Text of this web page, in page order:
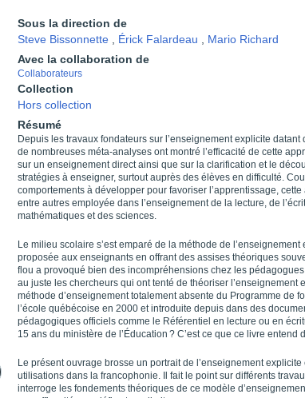
Sous la direction de
Steve Bissonnette
Érick Falardeau
Mario Richard
Avec la collaboration de
Collaborateurs
Collection
Hors collection
Résumé
Depuis les travaux fondateurs sur l’enseignement explicite datant
de nombreuses méta-analyses ont montré l’efficacité de cette
sur un enseignement direct ainsi que sur la clarification et le
stratégies à enseigner, surtout auprès des élèves en difficulté.
comportements à développer pour favoriser l’apprentissage,
entre autres employée dans l’enseignement de la lecture, de
mathématiques et des sciences.
Le milieu scolaire s’est emparé de la méthode de l’enseignement
proposée aux enseignants en offrant des assises théoriques
flou a provoqué bien des incompréhensions chez les
au juste les chercheurs qui ont tenté de théoriser l’enseignement
méthode d’enseignement totalement absente du Programme de
l’école québécoise en 2000 et introduite depuis dans des
pédagogiques officiels comme le Référentiel en lecture ou en
15 ans du ministère de l’Éducation ? C’est ce que ce livre entend
Le présent ouvrage brosse un portrait de l’enseignement explicite
utilisations dans la francophonie. Il fait le point sur différents
interroge les fondements théoriques de ce modèle